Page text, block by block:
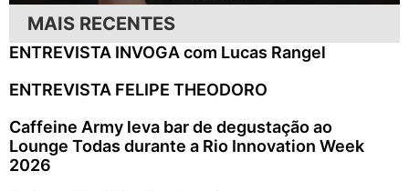
MAIS RECENTES
ENTREVISTA INVOGA com Lucas Rangel
ENTREVISTA FELIPE THEODORO
Caffeine Army leva bar de degustação ao
Lounge Todas durante a Rio Innovation Week
2026